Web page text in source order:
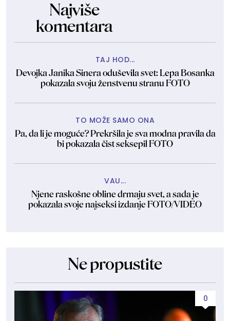
Najviše
komentara
TAJ HOD...
Devojka Janika Sinera oduševila svet: Lepa Bosanka
pokazala svoju ženstvenu stranu FOTO
TO MOŽE SAMO ONA
Pa, da li je moguće? Prekršila je sva modna pravila da
bi pokazala čist seksepil FOTO
VAU...
Njene raskošne obline drmaju svet, a sada je
pokazala svoje najseksi izdanje FOTO/VIDEO
Ne propustite
0